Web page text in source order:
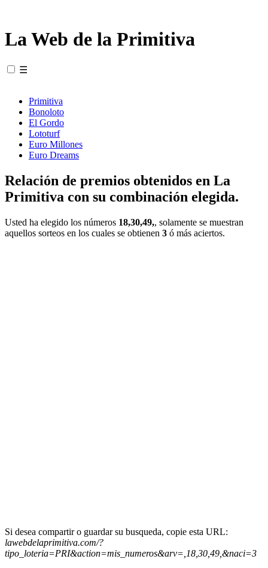
La Web de la Primitiva
☰
Primitiva
Bonoloto
El Gordo
Lototurf
Euro Millones
Euro Dreams
Relación de premios obtenidos en La
Primitiva con su combinación elegida.
Usted ha elegido los números 18,30,49,, solamente se muestran
aquellos sorteos en los cuales se obtienen 3 ó más aciertos.
Si desea compartir o guardar su busqueda, copie esta URL:
lawebdelaprimitiva.com/?
tipo_loteria=PRI&action=mis_numeros&arv=,18,30,49,&naci=3